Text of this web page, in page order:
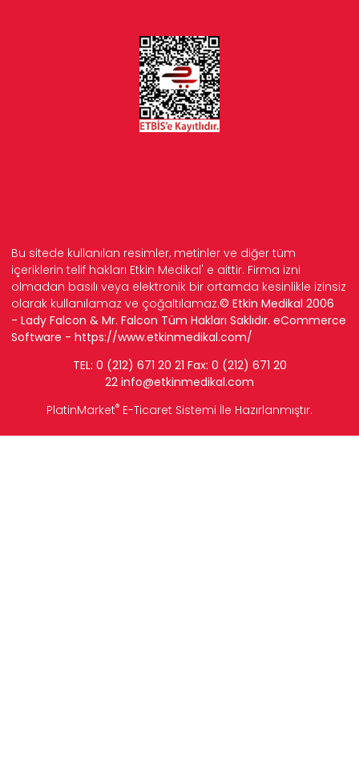
Bu sitede kullanılan resimler, metinler ve diğer tüm
içeriklerin telif hakları Etkin Medikal' e aittir. Firma izni
olmadan basılı veya elektronik bir ortamda kesinlikle izinsiz
olarak kullanılamaz ve çoğaltılamaz.© Etkin Medikal 2006
- Lady Falcon & Mr. Falcon Tüm Hakları Saklıdır. eCommerce
Software - https://www.etkinmedikal.com/
TEL: 0 (212) 671 20 21 Fax: 0 (212) 671 20
22 info@etkinmedikal.com
PlatinMarket® E-Ticaret Sistemi İle Hazırlanmıştır.